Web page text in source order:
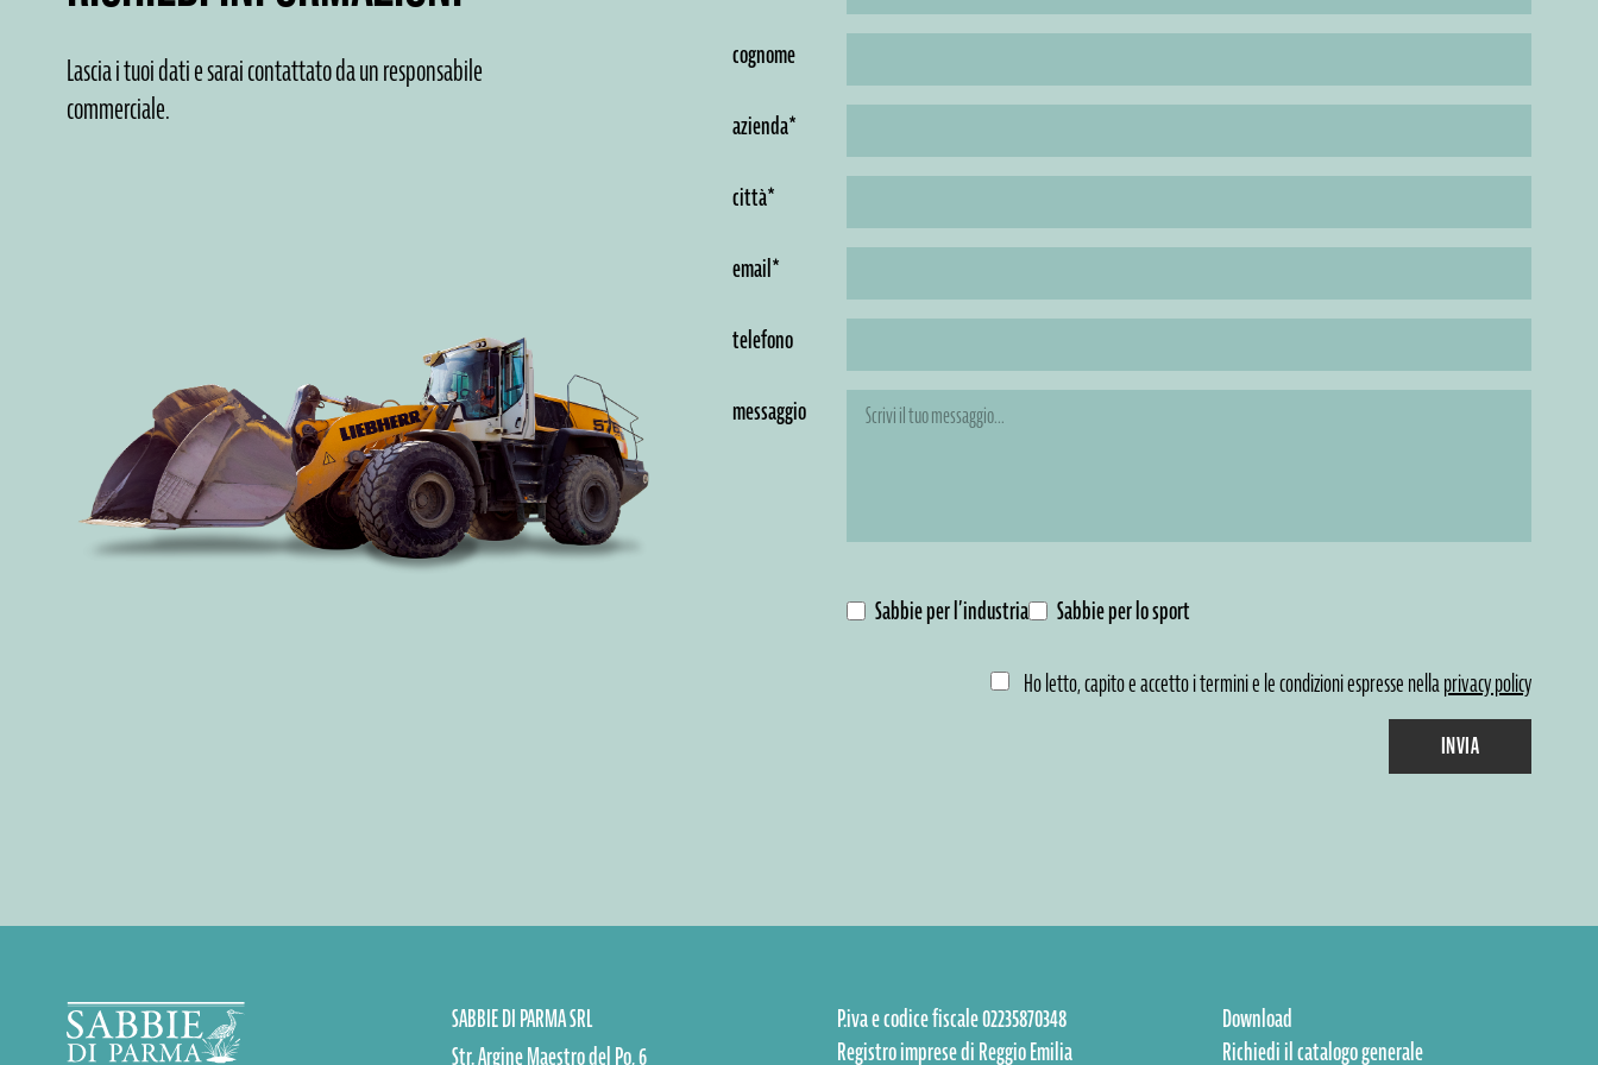
Lascia i tuoi dati e sarai contattato da un responsabile
commerciale.
cognome
azienda*
città*
email*
telefono
messaggio
Sabbie per l’industria Sabbie per lo sport
Ho letto, capito e accetto i termini e le condizioni espresse nellaprivacy policy
INVIA
SABBIE DI PARMA SRL
Str. Argine Maestro del Po, 6
P.iva e codice fiscale 02235870348
Registro imprese di Reggio Emilia
Download
Richiedi il catalogo generale